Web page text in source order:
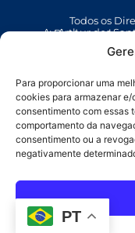
Para proporcionar uma
cookies para armazenar
consentimento com essas
comportamento da
consentimento ou a
negativamente
Todos os
Av Arthur dos Santos, 313 • Pq.
(12) 3642
PT